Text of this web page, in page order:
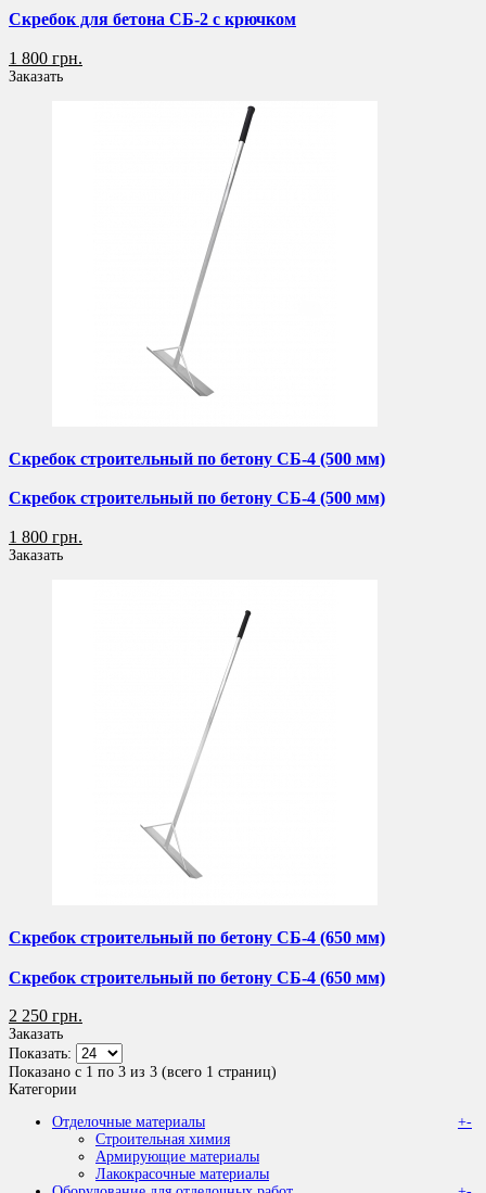
Скребок для бетона СБ-2 с крючком
1 800 грн.
Заказать
Скребок строительный по бетону СБ-4 (500 мм)
Скребок строительный по бетону СБ-4 (500 мм)
1 800 грн.
Заказать
Скребок строительный по бетону СБ-4 (650 мм)
Скребок строительный по бетону СБ-4 (650 мм)
2 250 грн.
Заказать
Показать:
Показано с 1 по 3 из 3 (всего 1 страниц)
Категории
Отделочные материалы
+-
Строительная химия
Армирующие материалы
Лакокрасочные материалы